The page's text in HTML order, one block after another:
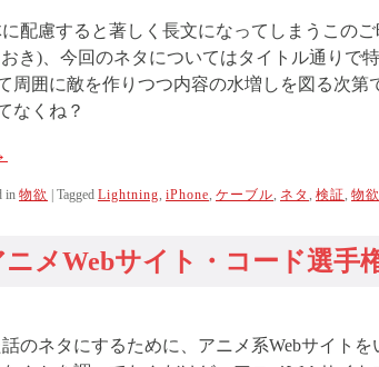
配慮すると著しく長文になってしまうこの
き)、今回のネタについてはタイトル通りで
周囲に敵を作りつつ内容の水増しを図る次
なくね？
in 物欲 Tagged Lightning, iPhone, ケーブル, ネタ , 検証, 物欲
ニメWebサイト・コード選手
のネタにするために、アニメ系Webサイトを